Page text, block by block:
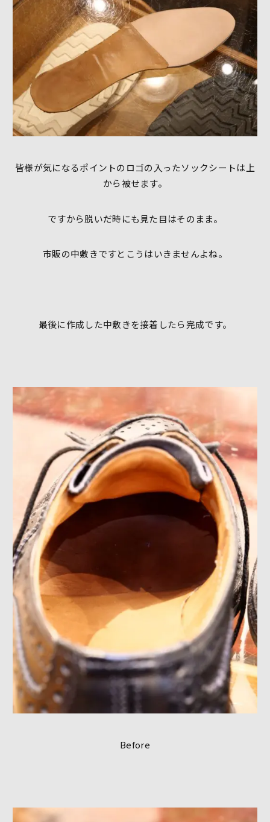
皆様が気になるポイントのロゴの入ったソックシートは上
から被せます。
ですから脱いだ時にも見た目はそのまま。
市販の中敷きですとこうはいきませんよね。
最後に作成した中敷きを接着したら完成です。
Before